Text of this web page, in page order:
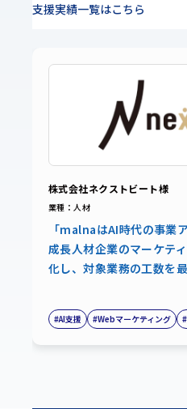
支援実績一覧はこちら
株式会社ネクストビート様
業種：人材
「malnaはAI時代の事業
成長人材企業のマーケテ
化し、対象業務の工数を
#AI支援 #Webマーケティング